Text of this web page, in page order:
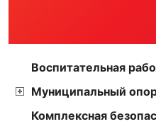
Воспитательная
Муниципальный
Комплексная